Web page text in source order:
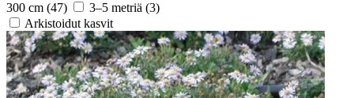
300 cm (47) 3–5 metriä (3)
Arkistoidut kasvit